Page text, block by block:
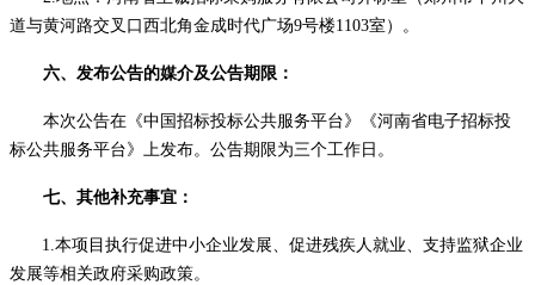
道与黄河路交叉口西北角金成时代广场9号楼1103室）。
六、发布公告的媒介及公告期限：
本次公告在《中国招标投标公共服务平台》《河南省电子招标投
标公共服务平台》上发布。公告期限为三个工作日。
七、其他补充事宜：
1.本项目执行促进中小企业发展、 促进残疾人就业、支持监狱企业
发展等相关政府采购政策。